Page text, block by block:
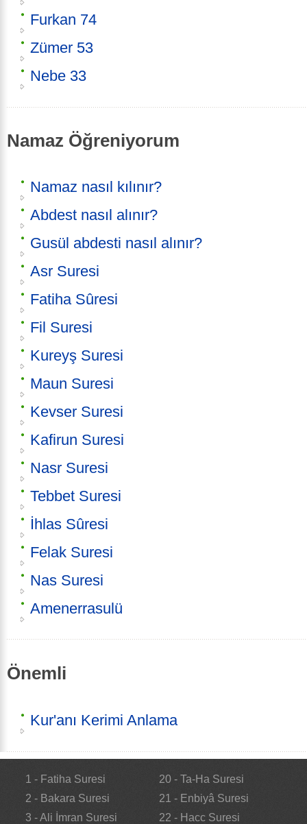
Furkan 74
Zümer 53
Nebe 33
Namaz Öğreniyorum
Namaz nasıl kılınır?
Abdest nasıl alınır?
Gusül abdesti nasıl alınır?
Asr Suresi
Fatiha Sûresi
Fil Suresi
Kureyş Suresi
Maun Suresi
Kevser Suresi
Kafirun Suresi
Nasr Suresi
Tebbet Suresi
İhlas Sûresi
Felak Suresi
Nas Suresi
Amenerrasulü
Önemli
Kur'anı Kerimi Anlama
1 - Fatiha Suresi
2 - Bakara Suresi
3 - Ali İmran Suresi
20 - Ta-Ha Suresi
21 - Enbiyâ Suresi
22 - Hacc Suresi